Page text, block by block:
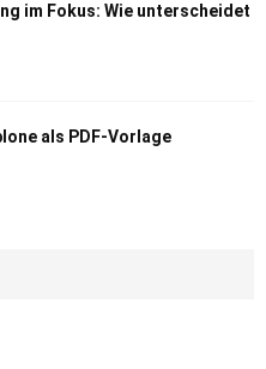
im Fokus: Wie unterscheidet
als PDF-Vorlage